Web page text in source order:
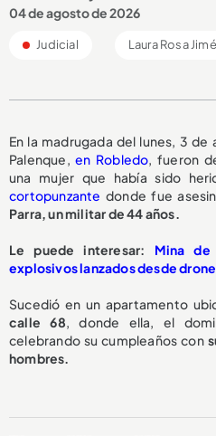
04 de agosto de 2026
Judicial Laura Rosa
En la madrugada del lunes, 3
Palenque,en Robledo, fueron
una mujer que había sido
cortopunzante donde fue
Parra, un militar de 44 años.
Le puede interesar: Mina
explosivos lanzados desde
Sucedió en un apartamento
calle 68, donde ella, el
celebrando su cumpleaños con
hombres.